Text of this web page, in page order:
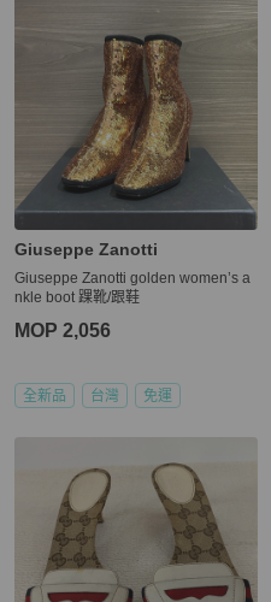
Giuseppe Zanotti
Giuseppe Zanotti golden women’s a
nkle boot 踝靴/跟鞋
MOP 2,056
全新品 台灣 免運